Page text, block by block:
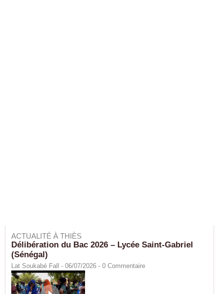
ACTUALITÉ À THIÈS
Délibération du Bac 2026 – Lycée Saint-Gabriel
(Sénégal)
Lat Soukabé Fall - 06/07/2026 - 0 Commentaire